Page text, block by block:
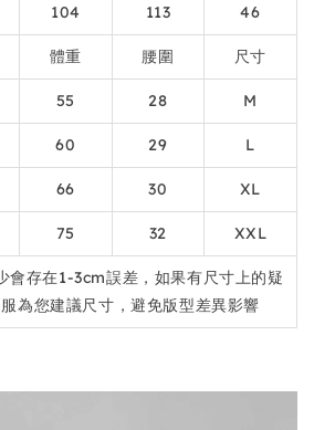
104 113 46
體重 腰圍 尺寸
55 28 M
60 29 L
66 30 XL
75 32 XXL
會存在1-3cm誤差，如果有尺寸上的疑
為您建議尺寸，避免版型差異影響